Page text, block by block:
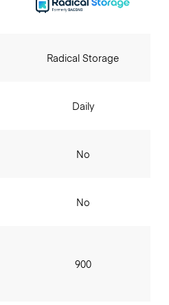
Radical Storage
Daily
No
No
900